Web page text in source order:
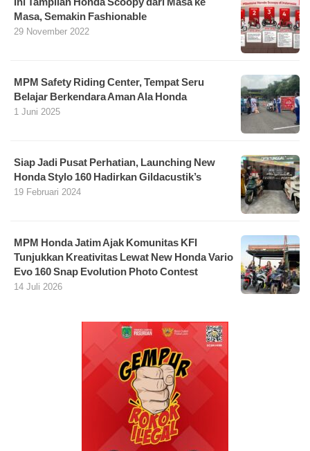
Ini Tampilan Honda Scoopy dari Masa ke
Masa, Semakin Fashionable
29 November 2022
MPM Safety Riding Center, Tempat Seru
Belajar Berkendara Aman Ala Honda
1 Juni 2025
Siap Jadi Pusat Perhatian, Launching New
Honda Stylo 160 Hadirkan Gildacustik’s
19 Februari 2024
MPM Honda Jatim Ajak Komunitas KFI
Tunjukkan Kreativitas Lewat New Honda Vario
Evo 160 Snap Evolution Photo Contest
14 Juli 2026